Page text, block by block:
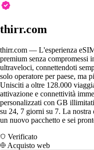
thirr.com
thirr.com — L'esperienza
premium senza compromessi
ultraveloci, connettendoti
solo operatore per paese, ma
Unisciti a oltre 128.000
attivazione e connettività
personalizzati con GB
su 24, 7 giorni su 7. La nostra
un nuovo pacchetto e sei
Verificato
Acquisto web